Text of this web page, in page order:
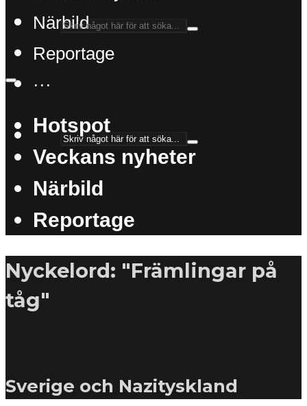
Närbild
Reportage
···
Hotspot
Veckans nyheter
Närbild
Reportage
Nyckelord: "Främlingar på
tåg"
Sverige och Nazityskland